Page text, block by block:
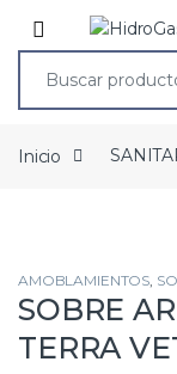
Inicio
AMOBLAMIENTOS,
SOBRE
TERRA